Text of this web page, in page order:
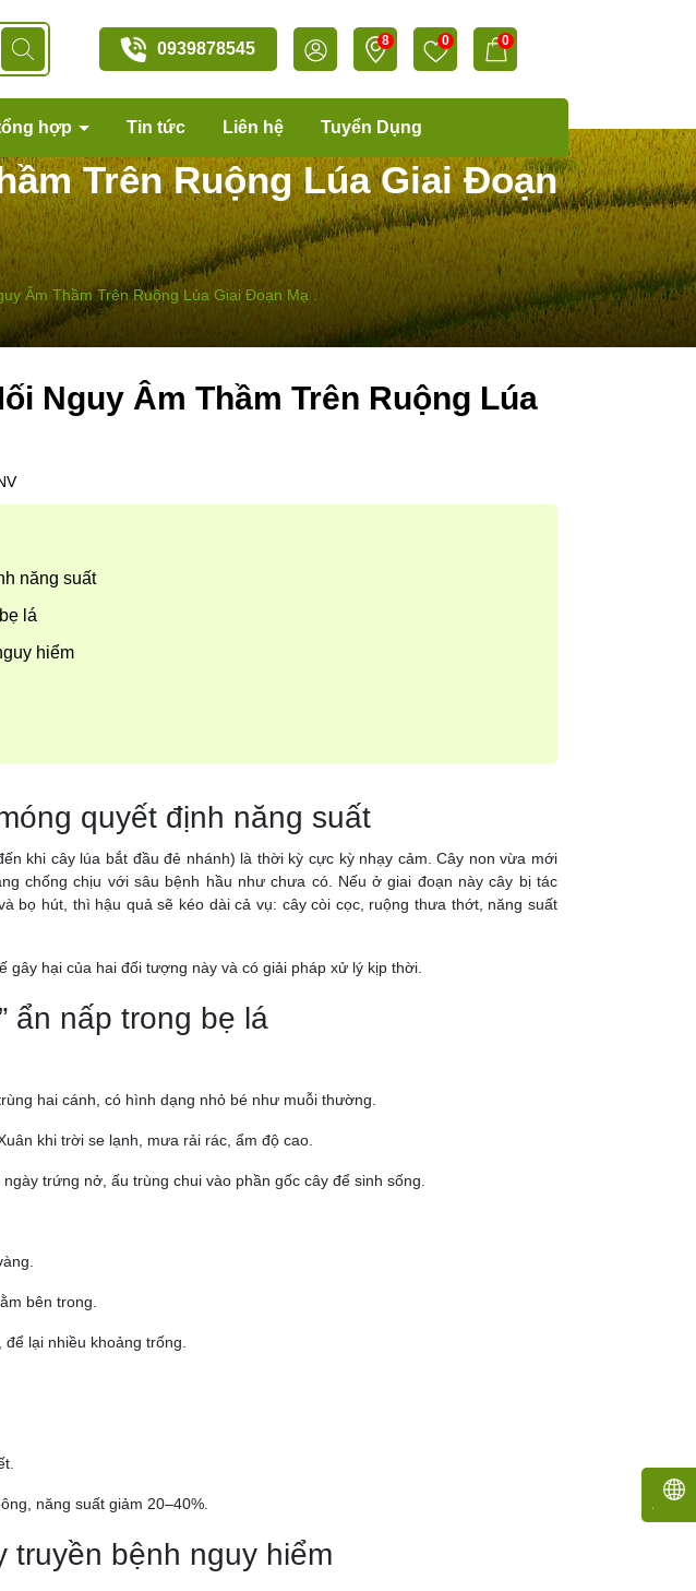
0939878545 8 0 0
hợp Tin tức Liên hệ Tuyển Dụng
Trên Ruộng Lúa Giai Đoạn
Âm Thầm Trên Ruộng Lúa Giai Đoạn Mạ .
Nguy Âm Thầm Trên Ruộng Lúa
năng suất
lá
hiểm
quyết định năng suất
khi cây lúa bắt đầu đẻ nhánh) là thời kỳ cực kỳ nhạy cảm. Cây non vừa mới
chống chịu với sâu bệnh hầu như chưa có. Nếu ở giai đoạn này cây bị tác
bọ hút, thì hậu quả sẽ kéo dài cả vụ: cây còi cọc, ruộng thưa thớt, năng suất
gây hại của hai đối tượng này và có giải pháp xử lý kịp thời.
ẩn nấp trong bẹ lá
hai cánh, có hình dạng nhỏ bé như muỗi thường.
khi trời se lạnh, mưa rải rác, ẩm độ cao.
trứng nở, ấu trùng chui vào phần gốc cây để sinh sống.
bên trong.
lại nhiều khoảng trống.
năng suất giảm 20–40%.
truyền bệnh nguy hiểm